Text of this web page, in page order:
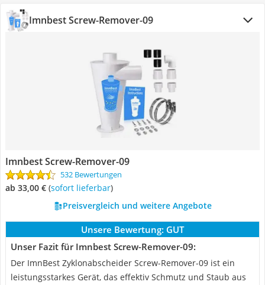
Imnbest Screw-Remover-09
Imnbest Screw-Remover-09
532 Bewertungen
ab 33,00 € ( Sofort lieferbar)
Preisvergleich und weitere Angebote
Unsere Bewertung: GUT
Unser Fazit für Imnbest Screw-Remover-09:
Der ImnBest Zyklonabscheider Screw-Remover-09 ist ein
leistungsstarkes Gerät, das effektiv Schmutz und Staub aus